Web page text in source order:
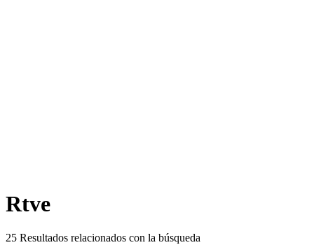
Rtve
25 Resultados relacionados con la búsqueda